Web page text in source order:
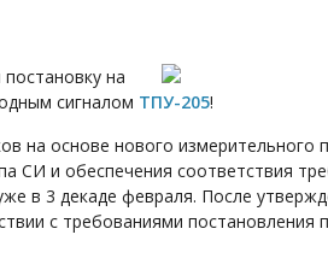
на
сигналом ТПУ-205!
на основе нового измерительного
СИ и обеспечения соответствия
в 3 декаде февраля. После
с требованиями постановления